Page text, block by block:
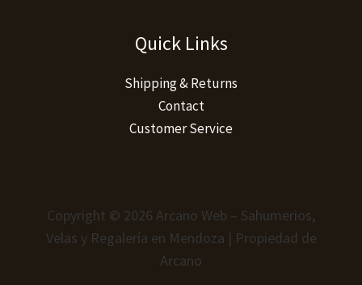
Quick Links
Shipping & Returns
Contact
Customer Service
Copyright © 2026 Arcano Web – Sahumerios,
Velas y Regalería en Mendoza | Propiedad de
Arcano